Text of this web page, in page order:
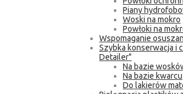
Piany
Woski na mokro
Powłoki na
Wspomaganie
Szybka konserwacja i
Detailer"
Na bazie
Na bazie kwarcu
Do lakierów